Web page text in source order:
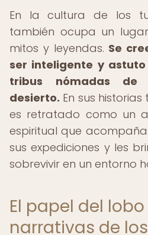
En la cultura de los
también ocupa un
mitos y leyendas. Se
ser inteligente y
tribus nómadas
desierto. En sus
es retratado como un
espiritual que
sus expediciones y les
sobrevivir en un entorno
El papel del
narrativas de